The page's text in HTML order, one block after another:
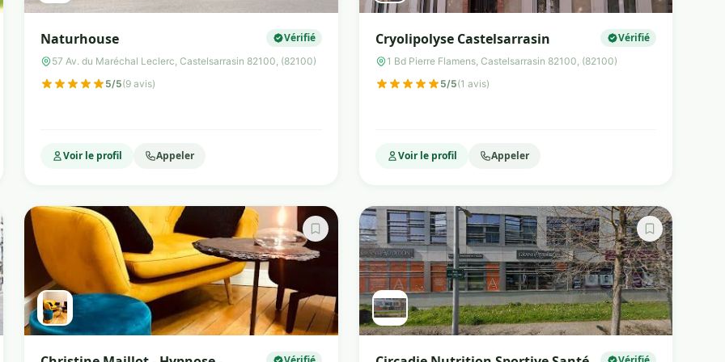
Naturhouse Vérifié
57 Av. du Maréchal Leclerc, Castelsarrasin 82100, (82100)
5/5(9 avis)
Voir le profil Appeler
Cryolipolyse Castelsarrasin Vérifié
1 Bd Pierre Flamens, Castelsarrasin 82100, (82100)
5/5(1 avis)
Voir le profil Appeler